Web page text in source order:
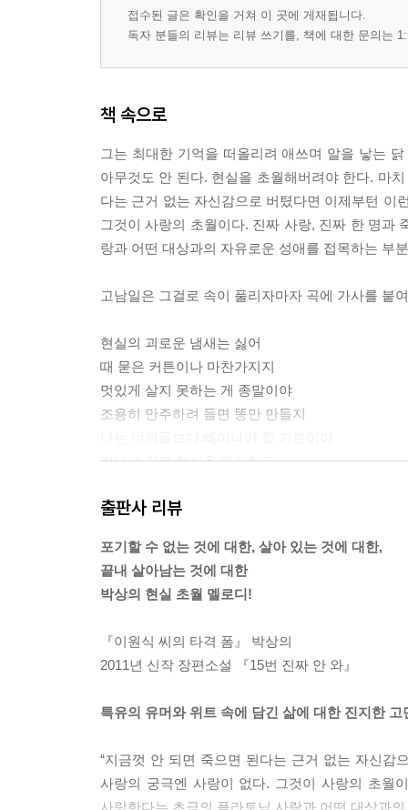
접수된 글은 확인을 거쳐 이 곳에 게재됩니다.
독자 분들의 리뷰는 리뷰 쓰기를, 책에 대한 문의는
책 속으로
그는 최대한 기억을 떠올리려 애쓰며 알을 낳는
아무것도 안 된다. 현실을 초월해버려야 한다. 마
다는 근거 없는 자신감으로 버텼다면 이제부턴 이
그것이 사랑의 초월이다. 진짜 사랑, 진짜 한 명과
랑과 어떤 대상과의 자유로운 성애를 접목하는 부
고남일은 그걸로 속이 풀리자마자 곡에 가사를 붙
현실의 괴로운 냄새는 싫어
때 묻은 커튼이나 마찬가지지
멋있게 살지 못하는 게 종말이야
조용히 안주하려 들면 똥만 만들지
기타 소리로 현실을 면도하고
까다로운 삶은 그냥 무시해
선을 넘어 파닥거릴래
내 영혼은 리버럴
울지 않으면 못 살겠다는 통보들을 때릴래
시끄러운 소리들로 발악할 거야
가소로워 초월해버리고 말 거야 --- pp.280-281
불법체류자지만 얼굴에 불법체류자라고 써놓고
아무리 웃긴 얘기를 해도 웃지 않는 강퍅한 놈과
운에 당했다고 절망하고 있으면 놈은 또 다른 비
출판사 리뷰
포기할 수 없는 것에 대한, 살아 있는 것에 대한,
끝내 살아남는 것에 대한
박상의 현실 초월 멜로디!
『이원식 씨의 타격 폼』 박상의
2011년 신작 장편소설 『15번 진짜 안 와』
특유의 유머와 위트 속에 담긴 삶에 대한 진지한 고
“지금껏 안 되면 죽으면 된다는 근거 없는 자신감
사랑의 궁극엔 사랑이 없다. 그것이 사랑의 초월
사랑한다는 초극의 플라토닉 사랑과 어떤 대상과